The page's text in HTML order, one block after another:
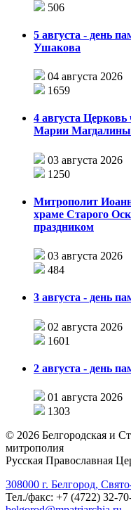
506
5 августа - день
Ушакова
04 августа 2026
1659
4 августа
Марии Магдалины
03 августа 2026
1250
Митрополит
храме Старого
праздником
03 августа 2026
484
3 августа - день
02 августа 2026
1601
2 августа - день
01 августа 2026
1303
© 2026 Белгородская и
митрополия
Русская Православная
308000 г. Белгород,
Тел./факс: +7 (4722) 32-